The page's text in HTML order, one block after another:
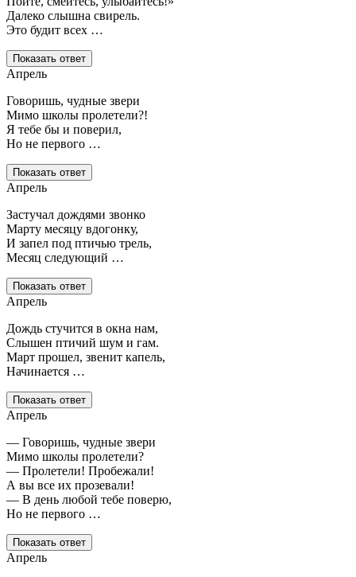
Далеко слышна свирель.
Это будит всех …
Показать ответ
Апрель
Говоришь, чудные звери
Мимо школы пролетели?!
Я тебе бы и поверил,
Но не первого …
Показать ответ
Апрель
Застучал дождями звонко
Марту месяцу вдогонку,
И запел под птичью трель,
Месяц следующий …
Показать ответ
Апрель
Дождь стучится в окна нам,
Слышен птичий шум и гам.
Март прошел, звенит капель,
Начинается …
Показать ответ
Апрель
— Говоришь, чудные звери
Мимо школы пролетели?
— Пролетели! Пробежали!
А вы все их прозевали!
— В день любой тебе поверю,
Но не первого …
Показать ответ
Апрель